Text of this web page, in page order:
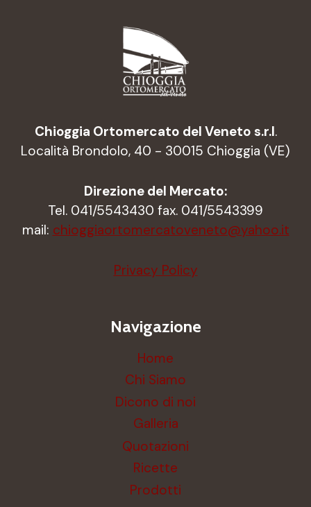
Chioggia Ortomercato del Veneto s.r.l.
Località Brondolo, 40 - 30015 Chioggia (VE)
Direzione del Mercato:
Tel. 041/5543430 fax. 041/5543399
mail: chioggiaortomercatoveneto@yahoo.it
Privacy Policy
Navigazione
Home
Chi Siamo
Dicono di noi
Galleria
Quotazioni
Ricette
Prodotti